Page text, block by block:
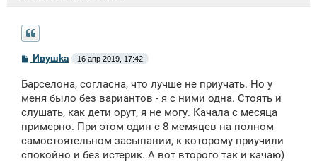
С
о
б
щ
н
и
е
Ивушkа 16 апр 2019, 17:42
Барселона, согласна, что лучше не приучать. Но у
меня было без вариантов - я с ними одна. Стоять и
слушать, как дети орут, я не могу. Качала с месяца
примерно. При этом один с 8 мемяцев на полном
самостоятельном засыпании, к которому приучили
спокойно и без истерик. А вот второго так и качаю)